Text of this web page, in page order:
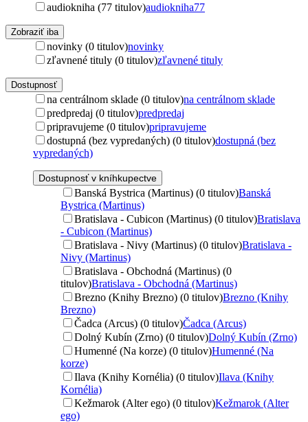
audiokniha (77 titulov)audiokniha77
Zobraziť iba
novinky (0 titulov)novinky
zľavnené tituly (0 titulov)zľavnené tituly
Dostupnosť
na centrálnom sklade (0 titulov)na centrálnom sklade
predpredaj (0 titulov)predpredaj
pripravujeme (0 titulov)pripravujeme
dostupná (bez vypredaných) (0 titulov)dostupná (bez
vypredaných)
Dostupnosť v kníhkupectve
Banská Bystrica (Martinus) (0 titulov)Banská
Bystrica (Martinus)
Bratislava - Cubicon (Martinus) (0 titulov)Bratislava
- Cubicon (Martinus)
Bratislava - Nivy (Martinus) (0 titulov)Bratislava -
Nivy (Martinus)
Bratislava - Obchodná (Martinus) (0
titulov)Bratislava - Obchodná (Martinus)
Brezno (Knihy Brezno) (0 titulov)Brezno (Knihy
Brezno)
Čadca (Arcus) (0 titulov)Čadca (Arcus)
Dolný Kubín (Zrno) (0 titulov)Dolný Kubín (Zrno)
Humenné (Na korze) (0 titulov)Humenné (Na
korze)
Ilava (Knihy Kornélia) (0 titulov)Ilava (Knihy
Kornélia)
Kežmarok (Alter ego) (0 titulov)Kežmarok (Alter
ego)